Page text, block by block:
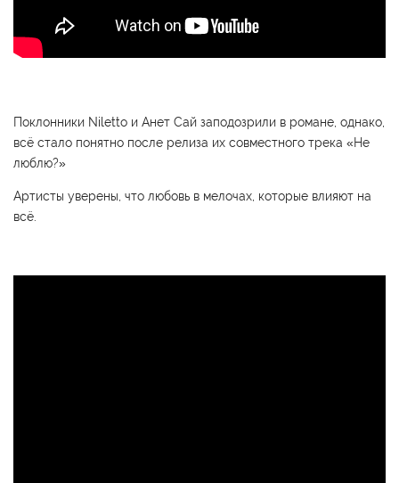
Поклонники Niletto и Анет Сай заподозрили в романе, однако,
всё стало понятно после релиза их совместного трека «Не
люблю?»
Артисты уверены, что любовь в мелочах, которые влияют на
всё.